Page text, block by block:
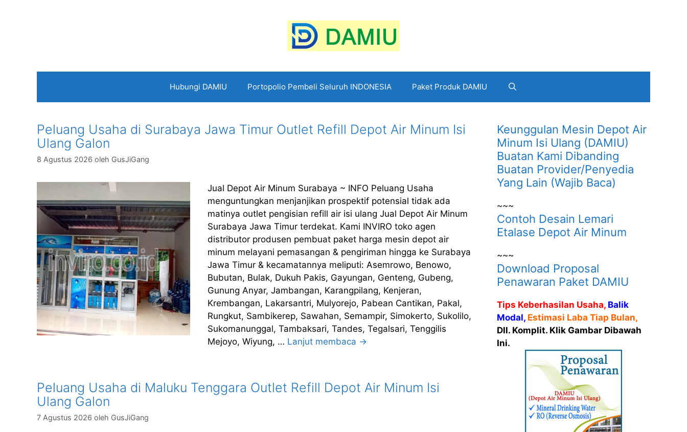
Hubungi DAMIU Portopolio Pembeli Seluruh INDONESIA Paket Produk DAMIU
Peluang Usaha di Surabaya Jawa Timur Outlet Refill Depot Air Minum Isi
Ulang Galon
8 Agustus 2026 oleh GusJiGang
Jual Depot Air Minum Surabaya ~ INFO Peluang Usaha
menguntungkan menjanjikan prospektif potensial tidak ada
matinya outlet pengisian refill air isi ulang Jual Depot Air Minum
Surabaya Jawa Timur terdekat. Kami INVIRO toko agen
distributor produsen pembuat paket harga mesin depot air
minum melayani pemasangan & pengiriman hingga ke Surabaya
Jawa Timur & kecamatannya meliputi: Asemrowo, Benowo,
Bubutan, Bulak, Dukuh Pakis, Gayungan, Genteng, Gubeng,
Gunung Anyar, Jambangan, Karangpilang, Kenjeran,
Krembangan, Lakarsantri, Mulyorejo, Pabean Cantikan, Pakal,
Rungkut, Sambikerep, Sawahan, Semampir, Simokerto, Sukolilo,
Sukomanunggal, Tambaksari, Tandes, Tegalsari, Tenggilis
Mejoyo, Wiyung, … Lanjut membaca →
Peluang Usaha di Maluku Tenggara Outlet Refill Depot Air Minum Isi
Ulang Galon
7 Agustus 2026 oleh GusJiGang
Keunggulan Mesin Depot Air
Minum Isi Ulang (DAMIU)
Buatan Kami Dibanding
Buatan Provider/Penyedia
Yang Lain (Wajib Baca)
~~~
Contoh Desain Lemari
Etalase Depot Air Minum
~~~
Download Proposal
Penawaran Paket DAMIU
Tips Keberhasilan Usaha, Balik
Modal, Estimasi Laba Tiap Bulan,
Dll. Komplit. Klik Gambar Dibawah
Ini.